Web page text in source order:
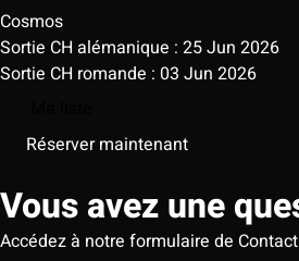
Cosmos
Sortie CH alémanique : 25 Jun 2026
Sortie CH romande : 03 Jun 2026
Réserver maintenant
Vous avez une
Accédez à notre formulaire de